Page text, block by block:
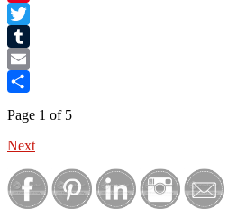
Pinterest
Twitter
Tumblr
Email
Page 1 of 5
Next